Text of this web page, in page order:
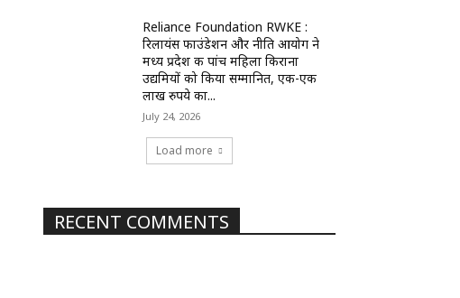
Reliance Foundation RWKE :
रिलायंस फाउंडेशन और नीति आयोग ने
मध्य प्रदेश की पांच महिला किराना
उद्यमियों को किया सम्मानित, एक-एक
लाख रुपये का...
July 24, 2026
Load more
RECENT COMMENTS